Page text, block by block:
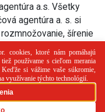
a.s. Všetky
agentúra a. s. si
šírenie